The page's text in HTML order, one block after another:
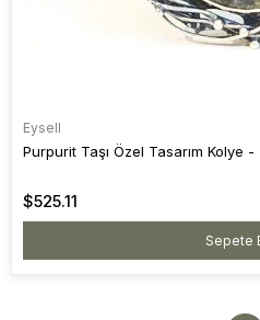
Eysell
Purpurit Taşı Özel Tasarım Kolye -
$525.11
Sepete